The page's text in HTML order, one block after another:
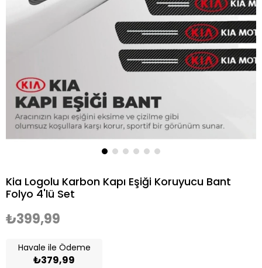
Kia Logolu Karbon Kapı Eşiği Koruyucu Bant
Folyo 4'lü Set
₺399,99
Havale ile Ödeme
₺379,99